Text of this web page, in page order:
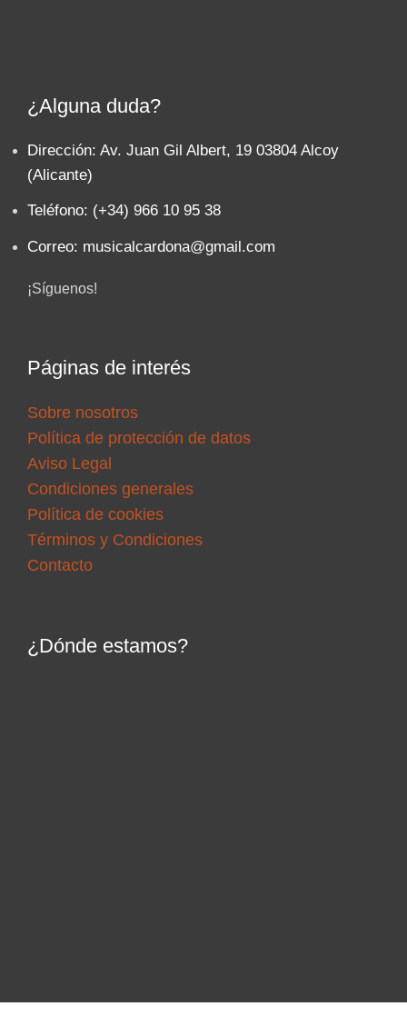
¿Alguna duda?
Dirección: Av. Juan Gil Albert, 19 03804 Alcoy
(Alicante)
Teléfono: (+34) 966 10 95 38
Correo: musicalcardona@gmail.com
¡Síguenos!
Páginas de interés
Sobre nosotros
Política de protección de datos
Aviso Legal
Condiciones generales
Política de cookies
Términos y Condiciones
Contacto
¿Dónde estamos?